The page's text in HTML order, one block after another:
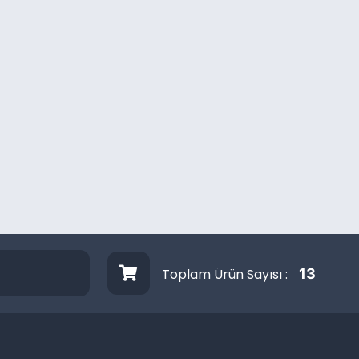
Toplam Ürün Sayısı : 13